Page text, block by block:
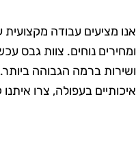
מציעים עבודה מקצועית
נוחים. צוות גבס
ברמה הגבוהה
בעפולה, צרו